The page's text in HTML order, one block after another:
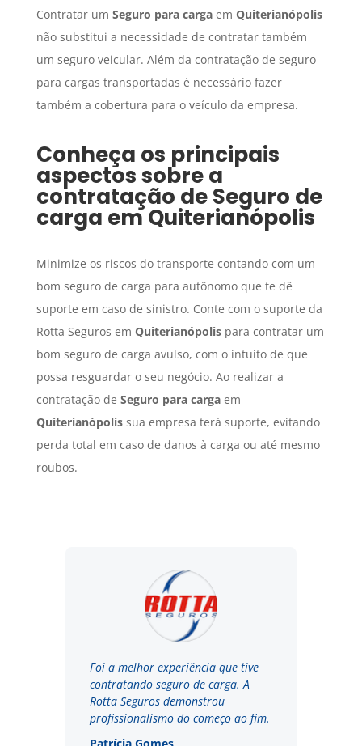
Contratar um Seguro para cargaem Quiterianópolis
não substitui a necessidade de contratar também
um seguro veicular. Além da contratação de seguro
para cargas transportadas é necessário fazer
também a cobertura para o veículo da empresa.
Conheça os principais
aspectos sobre a
contratação deSeguro de
carga emQuiterianópolis
Minimize os riscos do transporte contando com um
bom seguro de carga para autônomo que te dê
suporte em caso de sinistro. Conte com o suporte da
Rotta Seguros em Quiterianópolispara contratar um
bom seguro de carga avulso, com o intuito de que
possa resguardar o seu negócio. Ao realizar a
contratação de Seguro para cargaem
Quiterianópolissua empresa terá suporte, evitando
perda total em caso de danos à carga ou até mesmo
roubos.
Foi a melhor experiência que tive
contratando seguro de carga. A
Rotta Seguros demonstrou
profissionalismo do começo ao fim.